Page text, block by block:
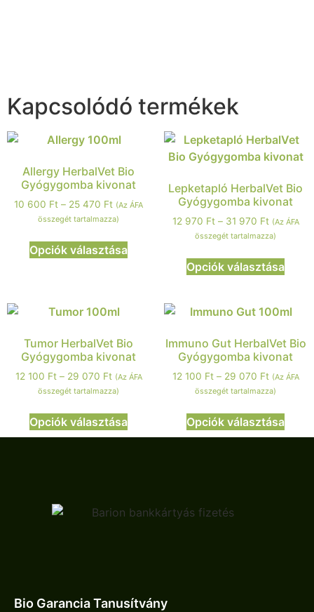
Kapcsolódó termékek
Allergy HerbalVet Bio
Gyógygomba kivonat
10 600 Ft – 25 470 Ft (Az ÁFA
összegét tartalmazza)
Opciók választása
Lepketapló HerbalVet Bio
Gyógygomba kivonat
12 970 Ft – 31 970 Ft (Az ÁFA
összegét tartalmazza)
Opciók választása
Tumor HerbalVet Bio
Gyógygomba kivonat
12 100 Ft – 29 070 Ft (Az ÁFA
összegét tartalmazza)
Opciók választása
Immuno Gut HerbalVet Bio
Gyógygomba kivonat
12 100 Ft – 29 070 Ft (Az ÁFA
összegét tartalmazza)
Opciók választása
Bio Garancia Tanusítvány